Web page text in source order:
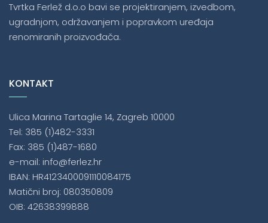
Tvrtka Ferlež d.o.o bavi se projektiranjem, izvedbom,
ugradnjom, održavanjem i popravkom uređaja
renomiranih proizvođača.
KONTAKT
Ulica Marina Tartaglie 14, Zagreb 10000
Tel: 385 (1)482-3331
Fax: 385 (1)487-1680
e-mail: info@ferlez.hr
IBAN: HR4123400091110084175
Matični broj: 080350809
OIB: 42638399888